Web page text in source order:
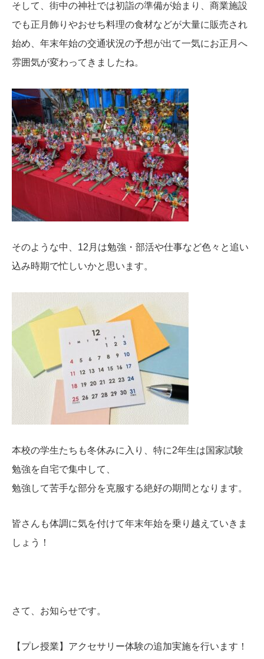
そして、街中の神社では初詣の準備が始まり、商業施設
でも正月飾りやおせち料理の食材などが大量に販売され
始め、年末年始の交通状況の予想が出て一気にお正月へ
雰囲気が変わってきましたね。
そのような中、12月は勉強・部活や仕事など色々と追い
込み時期で忙しいかと思います。
本校の学生たちも冬休みに入り、特に2年生は国家試験
勉強を自宅で集中して、
勉強して苦手な部分を克服する絶好の期間となります。
皆さんも体調に気を付けて年末年始を乗り越えていきま
しょう！
さて、お知らせです。
【プレ授業】アクセサリー体験の追加実施を行います！